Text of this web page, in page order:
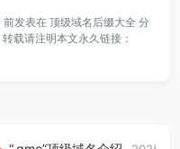
前发表在 顶级域名后缀大全 分
载请注明本文永久链接：